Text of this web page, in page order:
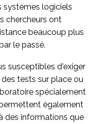
systèmes logiciels
chercheurs ont
beaucoup plus
le passé.
susceptibles d'exiger
tests sur place ou
spécialement
également
des informations que